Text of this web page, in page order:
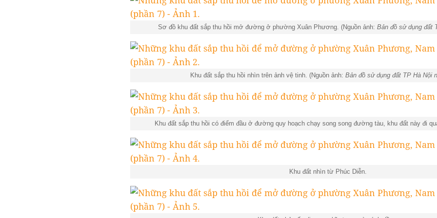
Sơ đồ khu đất sắp thu hồi mở đường ở phường Xuân Phương. (Nguồn ảnh: Bản đồ sử dụng đất
Khu đất sắp thu hồi nhìn trên ảnh vệ tinh. (Nguồn ảnh: Bản đồ sử dụng đất TP Hà Nội
Khu đất sắp thu hồi có điểm đầu ở đường quy hoạch chạy song song đường tàu, khu đất này đi
Khu đất nhìn từ Phúc Diễn.